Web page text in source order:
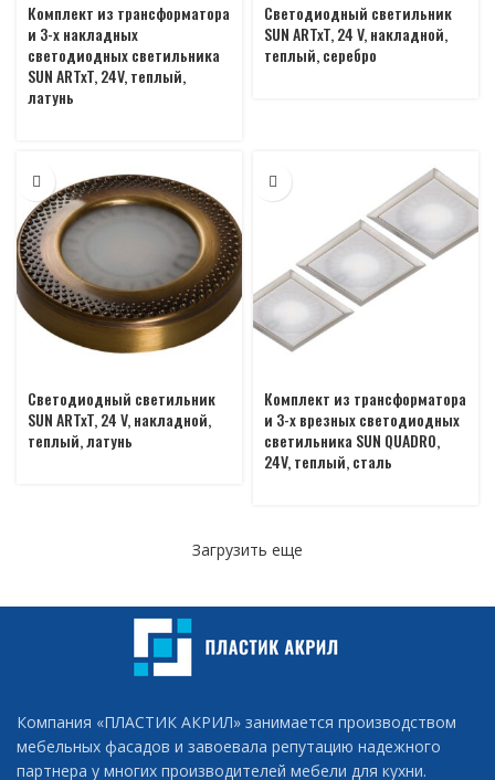
Комплект из трансформатора
и 3-х накладных
светодиодных светильника
SUN ARTxT, 24V, теплый,
латунь
Светодиодный светильник
SUN ARTxT, 24 V, накладной,
теплый, серебро
Светодиодный светильник
SUN ARTxT, 24 V, накладной,
теплый, латунь
Комплект из трансформатора
и 3-х врезных светодиодных
светильника SUN QUADRO,
24V, теплый, сталь
Загрузить еще
Компания «ПЛАСТИК АКРИЛ» занимается производством
мебельных фасадов и завоевала репутацию надежного
партнера у многих производителей мебели для кухни.